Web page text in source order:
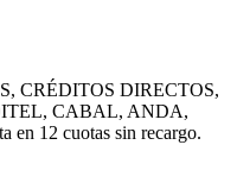
CRÉDITOS DIRECTOS,
CABAL, ANDA,
12 cuotas sin recargo.